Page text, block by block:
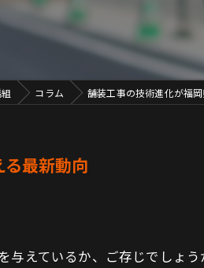
コラム 舗装工事の技術進化が福
最新動向
えているか、ご存じでしょ